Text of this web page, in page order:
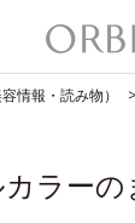
情報・読み物）
ラーの